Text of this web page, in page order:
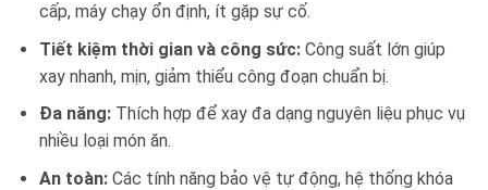
cấp, máy chạy ổn định, ít gặp sự cố.
Tiết kiệm thời gian và công sức:Công suất lớn giúp
xay nhanh, mịn, giảm thiểu công đoạn chuẩn bị.
Đa năng:Thích hợp để xay đa dạng nguyên liệu phục vụ
nhiều loại món ăn.
An toàn:Các tính năng bảo vệ tự động, hệ thống khóa